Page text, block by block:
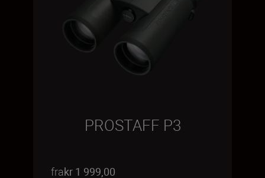
PROSTAFF P3
frakr 1 999,00